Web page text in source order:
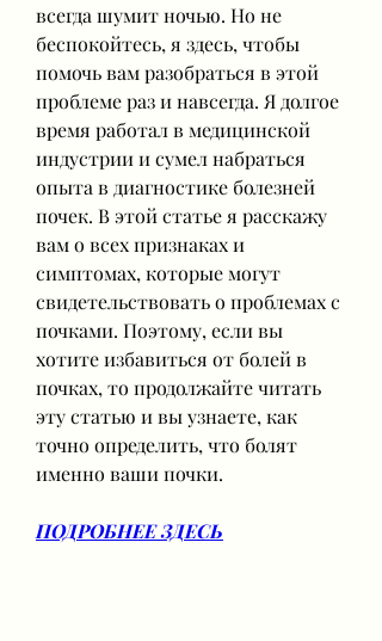
всегда шумит ночью. Но не
беспокойтесь, я здесь, чтобы
помочь вам разобраться в этой
проблеме раз и навсегда. Я долгое
время работал в медицинской
индустрии и сумел набраться
опыта в диагностике болезней
почек. В этой статье я расскажу
вам о всех признаках и
симптомах, которые могут
свидетельствовать о проблемах с
почками. Поэтому, если вы
хотите избавиться от болей в
почках, то продолжайте читать
эту статью и вы узнаете, как
точно определить, что болят
именно ваши почки.
ПОДРОБНЕЕ ЗДЕСЬ